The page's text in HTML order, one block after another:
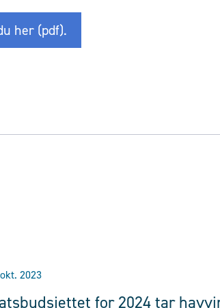
her (pdf).
2023
for 2024 tar